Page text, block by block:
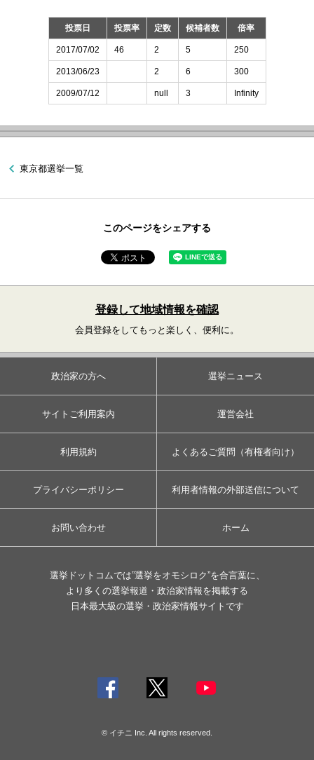
投票日 投票率 定数 候補者数 倍率
2017/07/02 46 2 5 250
2013/06/23 2 6 300
2009/07/12 null 3 Infinity
東京都選挙一覧
このページをシェアする
登録して地域情報を確認
会員登録をしてもっと楽しく、便利に。
政治家の方へ 選挙ニュース
サイトご利用案内 運営会社
利用規約 よくあるご質問（有権者向け）
プライバシーポリシー 利用者情報の外部送信について
お問い合わせ ホーム
選挙ドットコムでは”選挙をオモシロク”を合言葉に、
より多くの選挙報道・政治家情報を掲載する
日本最大級の選挙・政治家情報サイトです
© イチニ Inc. All rights reserved.